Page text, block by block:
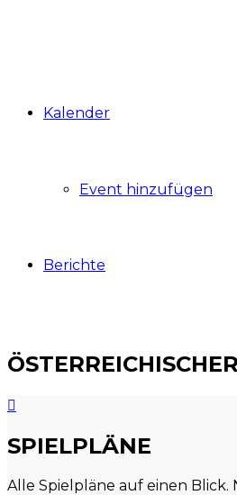
Kalender
Event hinzufügen
Berichte
SPIELPLÄNE
Alle Spielpläne auf einen Blick.